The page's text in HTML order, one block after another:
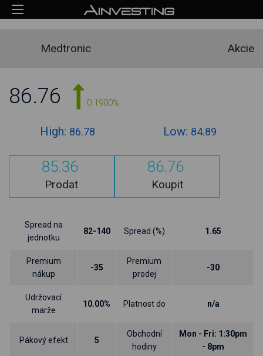
Medtronic Akcie
86.76 0.1900%
High: 86.78 Low: 84.89
85.36
Prodat
86.76
Koupit
Spread na
jednotku
82-140 Spread (%) 1.65
Premium
nákup
-35
Premium
prodej
-30
Udržovací
marže
10.00% Platnost do n/a
Pákový efekt 5
Obchodní
hodiny
Mon - Fri: 1:30pm
- 8pm